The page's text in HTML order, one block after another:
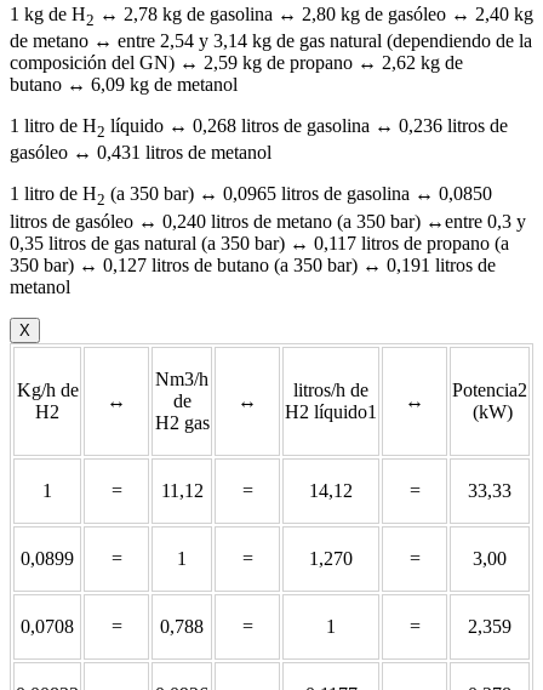
1 kg de H2 ↔ 2,78 kg de gasolina ↔ 2,80 kg de gasóleo ↔ 2,40 kg
de metano ↔ entre 2,54 y 3,14 kg de gas natural (dependiendo de la
composición del GN) ↔ 2,59 kg de propano ↔ 2,62 kg de
butano ↔ 6,09 kg de metanol
1 litro de H2 líquido ↔ 0,268 litros de gasolina ↔ 0,236 litros de
gasóleo ↔ 0,431 litros de metanol
1 litro de H2 (a 350 bar) ↔ 0,0965 litros de gasolina ↔ 0,0850
litros de gasóleo ↔ 0,240 litros de metano (a 350 bar) ↔entre 0,3 y
0,35 litros de gas natural (a 350 bar) ↔ 0,117 litros de propano (a
350 bar) ↔ 0,127 litros de butano (a 350 bar) ↔ 0,191 litros de
metanol
X
Kg/h de
H2
↔
Nm3/h
de
H2 gas
↔
litros/h de
H2 líquido1
↔
Potencia2
(kW)
1 = 11,12 = 14,12 = 33,33
0,0899 = 1 = 1,270 = 3,00
0,0708 = 0,788 = 1 = 2,359